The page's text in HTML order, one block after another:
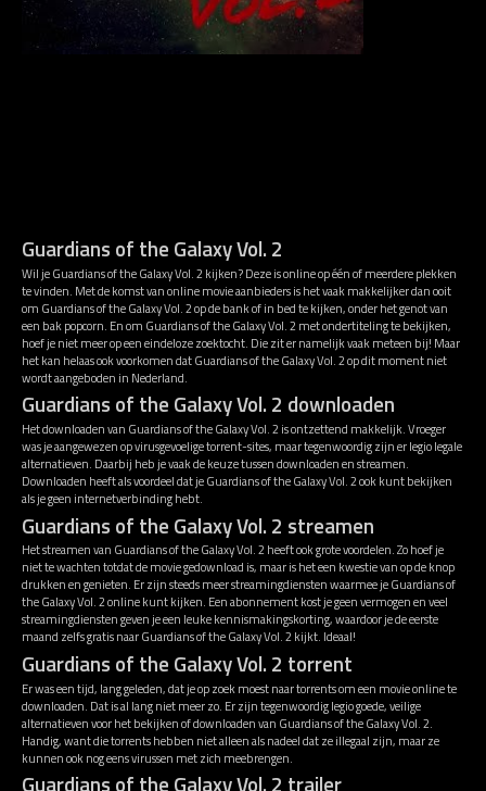
Guardians of the Galaxy Vol. 2
Wil je Guardians of the Galaxy Vol. 2 kijken? Deze is online op één of meerdere plekken
te vinden. Met de komst van online movie aanbieders is het vaak makkelijker dan ooit
om Guardians of the Galaxy Vol. 2 op de bank of in bed te kijken, onder het genot van
een bak popcorn. En om Guardians of the Galaxy Vol. 2 met ondertiteling te bekijken,
hoef je niet meer op een eindeloze zoektocht. Die zit er namelijk vaak meteen bij! Maar
het kan helaas ook voorkomen dat Guardians of the Galaxy Vol. 2 op dit moment niet
wordt aangeboden in Nederland.
Guardians of the Galaxy Vol. 2 downloaden
Het downloaden van Guardians of the Galaxy Vol. 2 is ontzettend makkelijk. Vroeger
was je aangewezen op virusgevoelige torrent-sites, maar tegenwoordig zijn er legio legale
alternatieven. Daarbij heb je vaak de keuze tussen downloaden en streamen.
Downloaden heeft als voordeel dat je Guardians of the Galaxy Vol. 2 ook kunt bekijken
als je geen internetverbinding hebt.
Guardians of the Galaxy Vol. 2 streamen
Het streamen van Guardians of the Galaxy Vol. 2 heeft ook grote voordelen. Zo hoef je
niet te wachten totdat de movie gedownload is, maar is het een kwestie van op de knop
drukken en genieten. Er zijn steeds meer streamingdiensten waarmee je Guardians of
the Galaxy Vol. 2 online kunt kijken. Een abonnement kost je geen vermogen en veel
streamingdiensten geven je een leuke kennismakingskorting, waardoor je de eerste
maand zelfs gratis naar Guardians of the Galaxy Vol. 2 kijkt. Ideaal!
Guardians of the Galaxy Vol. 2 torrent
Er was een tijd, lang geleden, dat je op zoek moest naar torrents om een movie online te
downloaden. Dat is al lang niet meer zo. Er zijn tegenwoordig legio goede, veilige
alternatieven voor het bekijken of downloaden van Guardians of the Galaxy Vol. 2.
Handig, want die torrents hebben niet alleen als nadeel dat ze illegaal zijn, maar ze
kunnen ook nog eens virussen met zich meebrengen.
Guardians of the Galaxy Vol. 2 trailer